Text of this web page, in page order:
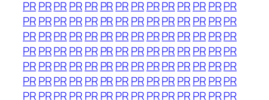
PRPRPRPRPR PRPRPRPRPRPRPR PRPR
PRPRPRPRPR PRPRPRPRPRPRPR PRPR
PRPRPRPRPR PRPRPRPRPRPRPR PRPR
PRPRPRPRPR PRPRPRPRPRPRPR PRPR
PRPRPRPRPR PRPRPRPRPRPRPR PRPR
PRPRPRPRPR PRPRPRPRPRPRPR PRPR
PRPRPRPRPR PRPRPRPRPRPRPR PRPR